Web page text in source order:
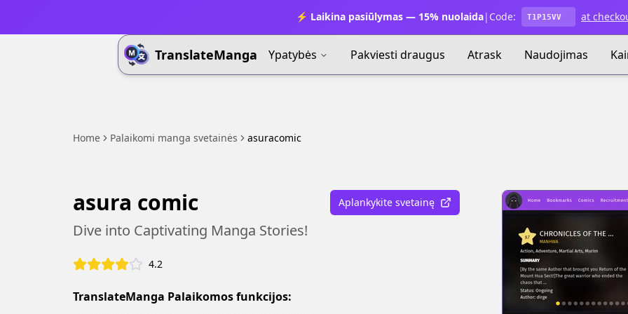
⚡ Laikina pasiūlymas — 15% nuolaida| Code: T1P15VV at
TranslateManga Ypatybės Pakviesti draugus Atrask Naudojimas
Home Palaikomi manga svetainės asuracomic
asura comic Aplankykite svetainę
Dive into Captivating Manga Stories!
4.2
TranslateManga Palaikomos funkcijos: